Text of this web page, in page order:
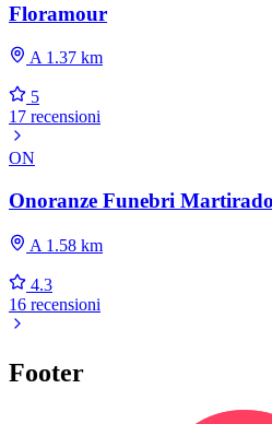
Floramour
A 1.37 km
5
17 recensioni
ON
Onoranze Funebri
A 1.58 km
4.3
16 recensioni
Footer